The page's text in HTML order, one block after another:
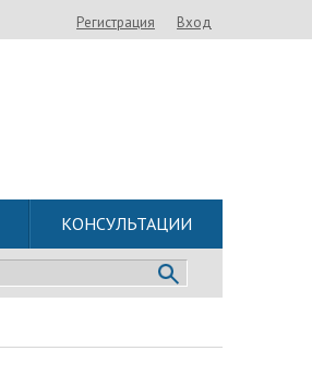
Регистрация Вход
КОНСУЛЬТАЦИИ